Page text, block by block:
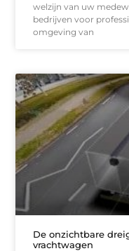
welzijn van uw
bedrijven voor
omgeving van
De onzichtbare
vrachtwagen